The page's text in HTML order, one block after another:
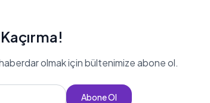
olmak için bültenimize abone ol.
Abone Ol